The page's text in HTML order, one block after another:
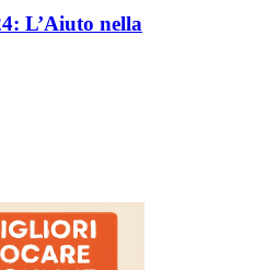
L’Aiuto nella